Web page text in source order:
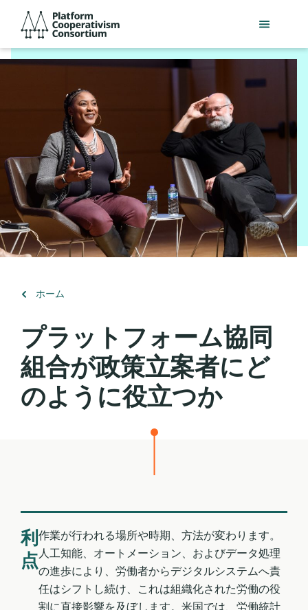
コ
ス
キ
Consortium
（）
戻
る
ホーム
プラットフォーム協同
組合が政策立案者にど
のように役立つか
利
点
作業が行われる場所や時期、方法が変わります。
人工知能、オートメーション、およびデータ処理
の進歩により、労働者からデジタルシステムへ責
任はシフトし続け、これは組織化された労働の役